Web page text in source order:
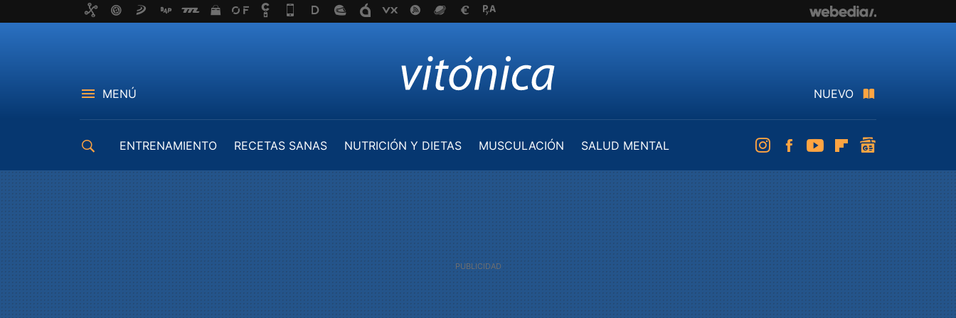
MENÚ NUEVO
ENTRENAMIENTO RECETAS SANAS NUTRICIÓN Y DIETAS MUSCULACIÓN
SALUD MENTAL
InstagramFacebookYoutubeFlipboard